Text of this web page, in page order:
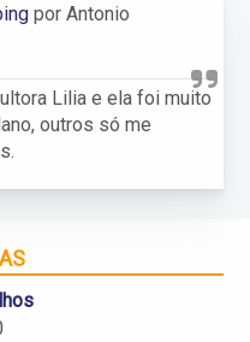
por Antonio
Lilia e ela foi muito
outros só me